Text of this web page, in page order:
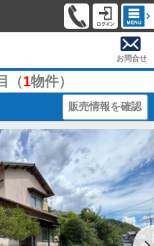
お問合せ
（1物件）
販売情報を確認